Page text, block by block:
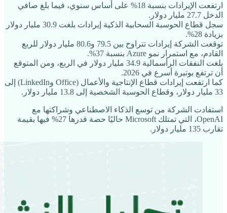
ارتفعت الإيرادات بنسبة 18% على أساس سنوي، فيما بلغ صافي
الدخل 27.7 مليار دولار.
سجل قطاع الحوسبة السحابية الذكية إيرادات بلغت 30.9 مليار دولار
بزيادة 28%.
توقعت الشركة إيرادات تتراوح بين 79.5 و80.6 مليار دولار للربع
القادم، مع استمرار نمو Azure بنسبة 37%.
بلغت النفقات الرأسمالية 34.9 مليار دولار في الربع، ومن المتوقع
أن ترتفع بوتيرة أسرع في 2026.
كما ارتفعت إيرادات قطاع الإنتاجية والأعمال (Office وLinkedIn) إلى
33 مليار دولار، وقطاع الحوسبة الشخصية إلى 13.8 مليار دولار.
استفادت الشركة من توسع الذكاء الاصطناعي وشراكتها مع
OpenAI، التي تمتلك Microsoft حاليًا حصة قدرها 27% فيها بقيمة
تقارب 135 مليار دولار.